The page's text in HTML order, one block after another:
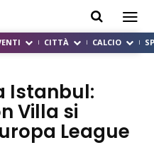
CITTÀ CALCIO
Istanbul:
Villa si
League